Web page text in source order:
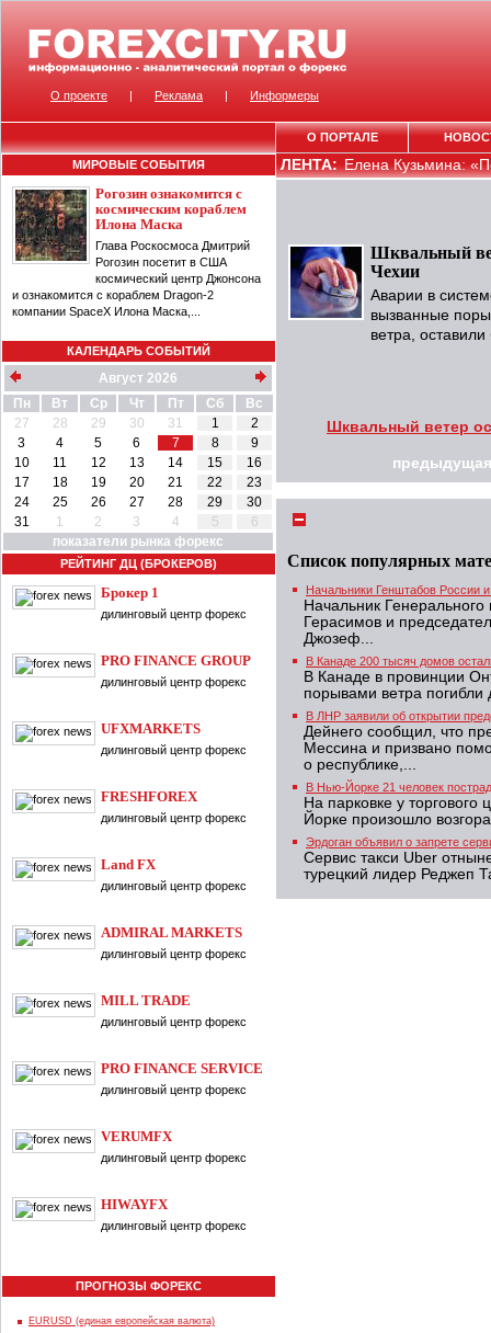
МИРОВЫЕ СОБЫТИЯ
Рогозин ознакомится с
космическим кораблем
Илона Маска
Глава Роскосмоса Дмитрий
Рогозин посетит в США
космический центр Джонсона
и ознакомится с кораблем Dragon-2
компании SpaceX Илона Маска,...
КАЛЕНДАРЬ СОБЫТИЙ
Август 2026
Пн
Вт Ср Чт Пт Сб
Вс
27
28 29 30 31 1
2
3
4 5 6 7 8
9
10
11 12 13 14 15
16
17
18 19 20 21 22
23
24
25 26 27 28 29
30
31
1 2 3 4 5
6
показатели рынка форекс
РЕЙТИНГ ДЦ (БРОКЕРОВ)
Брокер 1
дилинговый центр форекс
PRO FINANCE GROUP
дилинговый центр форекс
UFXMARKETS
дилинговый центр форекс
FRESHFOREX
дилинговый центр форекс
Land FX
дилинговый центр форекс
ADMIRAL MARKETS
дилинговый центр форекс
MILL TRADE
дилинговый центр форекс
PRO FINANCE SERVICE
дилинговый центр форекс
VERUMFX
дилинговый центр форекс
HIWAYFX
дилинговый центр форекс
ПРОГНОЗЫ ФОРЕКС
EURUSD (единая европейская валюта)
ЛЕНТА:Елена Кузьмина:
Шквальный
Чехии
Аварии в
вызванные
ветра,
Шквальный ветер
предыдущая
Список популярных
Начальники Генштабов России
Начальник
Герасимов и
Джозеф...
В Канаде 200 тысяч домов
В Канаде в провинции
порывами ветра погибли
В ЛНР заявили об открытии
Дейнего сообщил, что
Мессина и призвано
о республике,...
В Нью-Йорке 21 человек
На парковке у
Йорке произошло
Эрдоган объявил о запрете
Сервис такси Uber
турецкий лидер Реджеп
О проекте | Реклама | Информеры
О ПОРТАЛЕ